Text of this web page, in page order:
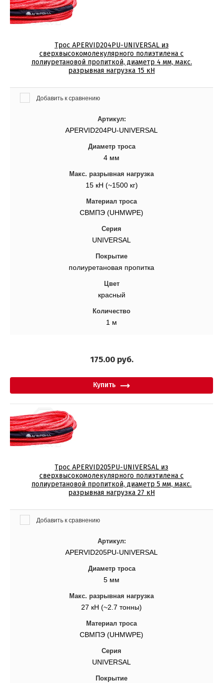
Трос APERVID204PU-UNIVERSAL из
сверхвысокомолекулярного полиэтилена c
полиуретановой пропиткой, диаметр 4 мм, макс.
разрывная нагрузка 15 кН
Добавить к сравнению
Артикул:
APERVID204PU-UNIVERSAL
Диаметр троса
4 мм
Макс. разрывная нагрузка
15 кН (~1500 кг)
Материал троса
СВМПЭ (UHMWPE)
Серия
UNIVERSAL
Покрытие
полиуретановая пропитка
Цвет
красный
Количество
1 м
175.00руб.
Купить
Трос APERVID205PU-UNIVERSAL из
сверхвысокомолекулярного полиэтилена c
полиуретановой пропиткой, диаметр 5 мм, макс.
разрывная нагрузка 27 кН
Добавить к сравнению
Артикул:
APERVID205PU-UNIVERSAL
Диаметр троса
5 мм
Макс. разрывная нагрузка
27 кН (~2.7 тонны)
Материал троса
СВМПЭ (UHMWPE)
Серия
UNIVERSAL
Покрытие